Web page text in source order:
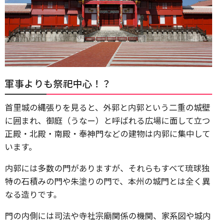
軍事よりも祭祀中心！？
首里城の縄張りを見ると、外郭と内郭という二重の城壁
に囲まれ、御庭（うなー）と呼ばれる広場に面して立つ
正殿・北殿・南殿・奉神門などの建物は内郭に集中して
います。
内郭には多数の門がありますが、それらもすべて琉球独
特の石積みの門や朱塗りの門で、本州の城門とは全く異
なる造りです。
門の内側には司法や寺社宗廟関係の機関、家系図や城内